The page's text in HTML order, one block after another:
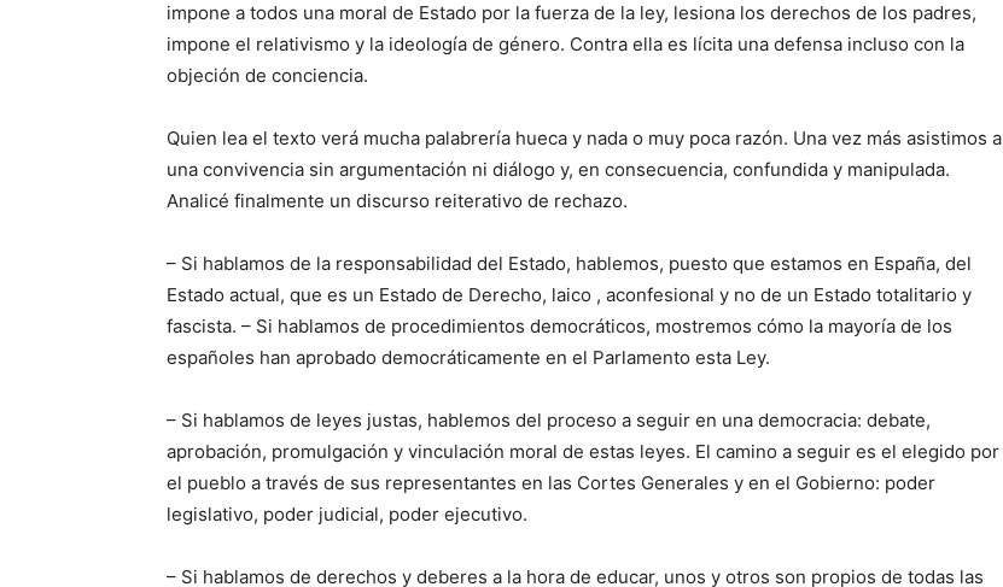
impone a todos una moral de Estado por la fuerza de la ley, lesiona los derechos de los padres,
impone el relativismo y la ideología de género. Contra ella es lícita una defensa incluso con la
objeción de conciencia.
Quien lea el texto verá mucha palabrería hueca y nada o muy poca razón. Una vez más asistimos a
una convivencia sin argumentación ni diálogo y, en consecuencia, confundida y manipulada.
Analicé finalmente un discurso reiterativo de rechazo.
– Si hablamos de la responsabilidad del Estado, hablemos, puesto que estamos en España, del
Estado actual, que es un Estado de Derecho, laico , aconfesional y no de un Estado totalitario y
fascista. – Si hablamos de procedimientos democráticos, mostremos cómo la mayoría de los
españoles han aprobado democráticamente en el Parlamento esta Ley.
– Si hablamos de leyes justas, hablemos del proceso a seguir en una democracia: debate,
aprobación, promulgación y vinculación moral de estas leyes. El camino a seguir es el elegido por
el pueblo a través de sus representantes en las Cortes Generales y en el Gobierno: poder
legislativo, poder judicial, poder ejecutivo.
– Si hablamos de derechos y deberes a la hora de educar, unos y otros son propios de todas las